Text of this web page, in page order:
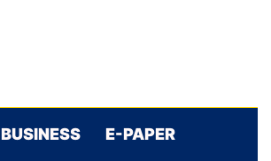
BUSINESS E-PAPER